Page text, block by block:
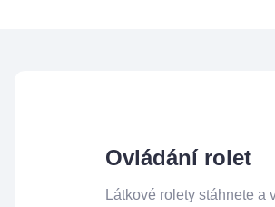
Ovládání rolet
Látkové rolety stáhnete a